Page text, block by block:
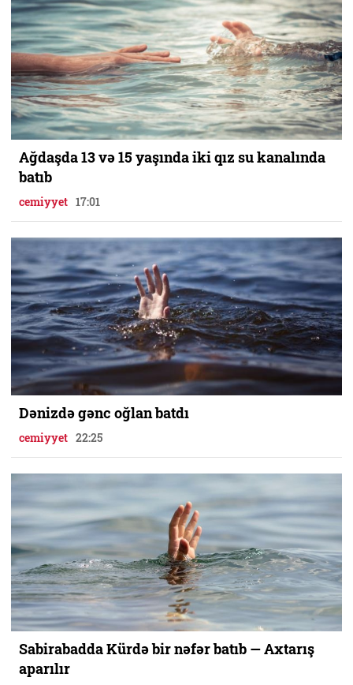
Ağdaşda 13 və 15 yaşında iki qız su kanalında
batıb
cemiyyet 17:01
Dənizdə gənc oğlan batdı
cemiyyet 22:25
Sabirabadda Kürdə bir nəfər batıb — Axtarış
aparılır